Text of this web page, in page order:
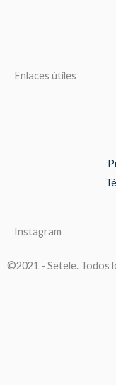
Enlaces útiles
Instagram
©2021 - Setele. Todos